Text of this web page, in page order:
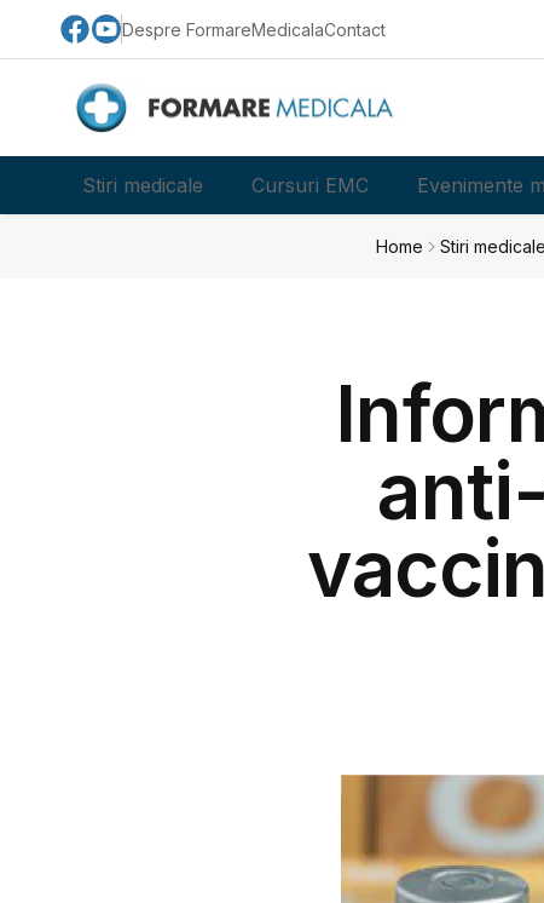
Despre FormareMedicalaContact
Stiri medicale Cursuri EMC Evenimente
Home Stiri medicale